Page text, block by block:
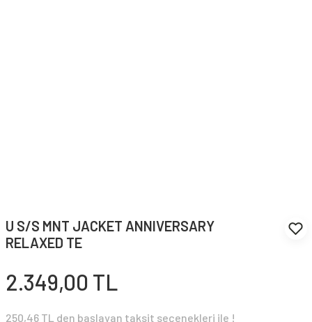
U S/S MNT JACKET ANNIVERSARY
RELAXED TE
2.349,00 TL
250,46 TL den başlayan taksit seçenekleri ile !